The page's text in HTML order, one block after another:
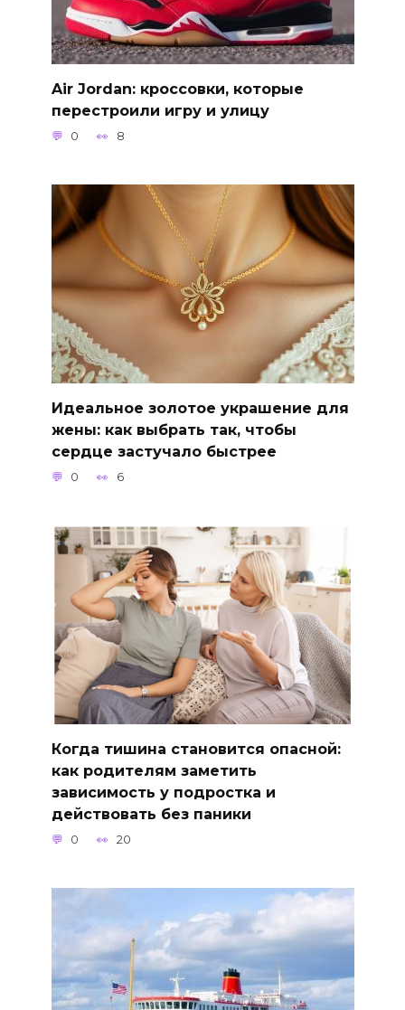
Air Jordan: кроссовки, которые
перестроили игру и улицу
0 8
Идеальное золотое украшение для
жены: как выбрать так, чтобы
сердце застучало быстрее
0 6
Когда тишина становится опасной:
как родителям заметить
зависимость у подростка и
действовать без паники
0 20